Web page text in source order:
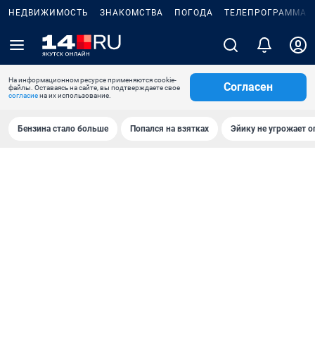
НЕДВИЖИМОСТЬ ЗНАКОМСТВА ПОГОДА ТЕЛЕПРОГРАММА
На информационном ресурсе применяются cookie-
файлы. Оставаясь на сайте, вы подтверждаете свое
согласиена их использование.
Согласен
Бензина стало больше Попался на взятках Эйику не угрожает